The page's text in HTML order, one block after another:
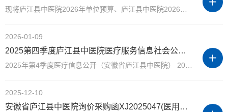
现将庐江县中医院2026年单位预算、庐江县中医院2026预算公开表、庐江县中医院2026年”三公经费”预算公开如下： 附件： 庐江县中医院2026年单位预算 2026年预算公开参考（合肥） 庐江县中医院202...
2026-01-09
2025第四季度庐江县中医院医疗服务信息社会公开内容
2025年第4季度医疗信息公开（安徽省庐江县中医院） 2025年第四季度 附件1 2026年1月9日 庐江县中医院医疗服务信息社会公开内容 ...
2025-12-10
安徽省庐江县中医院询价采购函XJ2025047(医用超声雾化器）